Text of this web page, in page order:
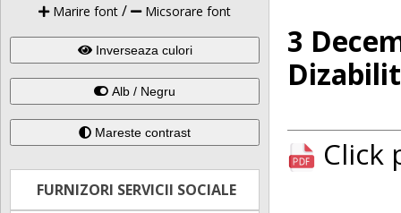
Marire font / Micsorare font
Inverseaza culori
Alb / Negru
Mareste contrast
FURNIZORI SERVICII SOCIALE
3
Click